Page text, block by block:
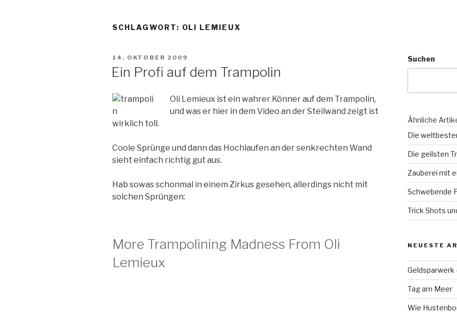
SCHLAGWORT: OLI LEMIEUX
VERÖFFENTLICHT
14. OKTOBER 2009
Ein Profi auf dem Trampolin
Oli Lemieux ist ein wahrer Könner auf dem Trampolin,
und was er hier in dem Video an der Steilwand zeigt ist
wirklich toll.
Coole Sprünge und dann das Hochlaufen an der senkrechten Wand
sieht einfach richtig gut aus.
Hab sowas schonmal in einem Zirkus gesehen, allerdings nicht mit
solchen Sprüngen:
More Trampolining Madness From Oli
Lemieux
Suchen
Ähnliche
Die
Die geilsten
Zauberei mit
Schwebende
Trick Shots
NEUESTE
Geldsparwerk
Tag am Meer
Wie